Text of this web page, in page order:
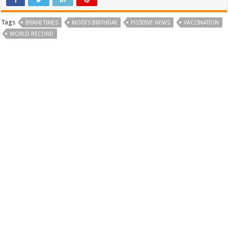
Tags BIYANI TIMES MODI'S BIRTHDAY POSITIVE NEWS
VACCINATION
WORLD RECORD